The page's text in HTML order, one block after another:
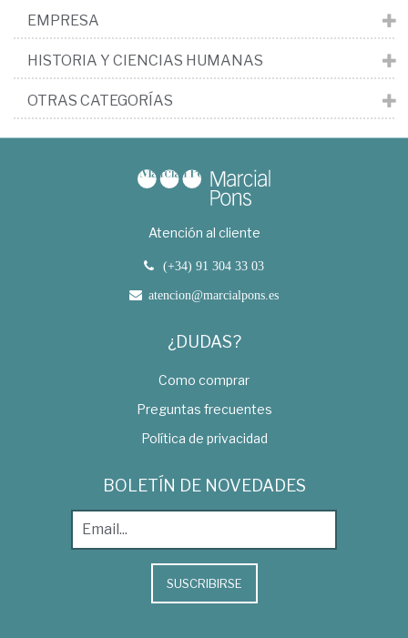
EMPRESA
HISTORIA Y CIENCIAS HUMANAS
OTRAS CATEGORÍAS
Atención al cliente
(+34) 91 304 33 03
atencion@marcialpons.es
¿DUDAS?
Como comprar
Preguntas frecuentes
Política de privacidad
BOLETÍN DE NOVEDADES
SUSCRIBIRSE